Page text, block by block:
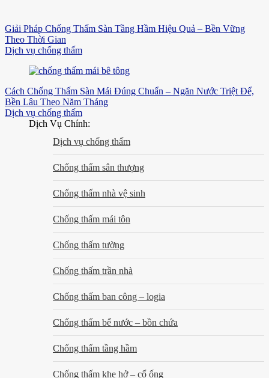
Giải Pháp Chống Thấm Sàn Tầng Hầm Hiệu Quả – Bền Vững
Theo Thời Gian
Dịch vụ chống thấm
Cách Chống Thấm Sàn Mái Đúng Chuẩn – Ngăn Nước Triệt Để,
Bền Lâu Theo Năm Tháng
Dịch vụ chống thấm
Dịch Vụ Chính:
Dịch vụ chống thấm
Chống thấm sân thượng
Chống thấm nhà vệ sinh
Chống thấm mái tôn
Chống thấm tường
Chống thấm trần nhà
Chống thấm ban công – logia
Chống thấm bể nước – bồn chứa
Chống thấm tầng hầm
Chống thấm khe hở – cổ ống